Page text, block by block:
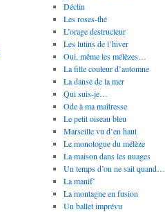
Déclin
Les roses-thé
L’orage destructeur
Les lutins de l’hiver
Oui, même les mélèzes…
La fille couleur d’automne
La danse de la mer
Qui suis-je…
Ode à ma maîtresse
Le petit oiseau bleu
Marseille vu d’en haut
Le monologue du mélèze
La maison dans les nuages
Un temps d’on ne sait quand…
La manif’
La montagne en fusion
Un ballet imprévu